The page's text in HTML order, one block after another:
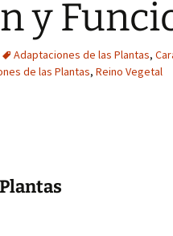
y
Adaptaciones de las Plantas,
de las Plantas, Reino Vegetal